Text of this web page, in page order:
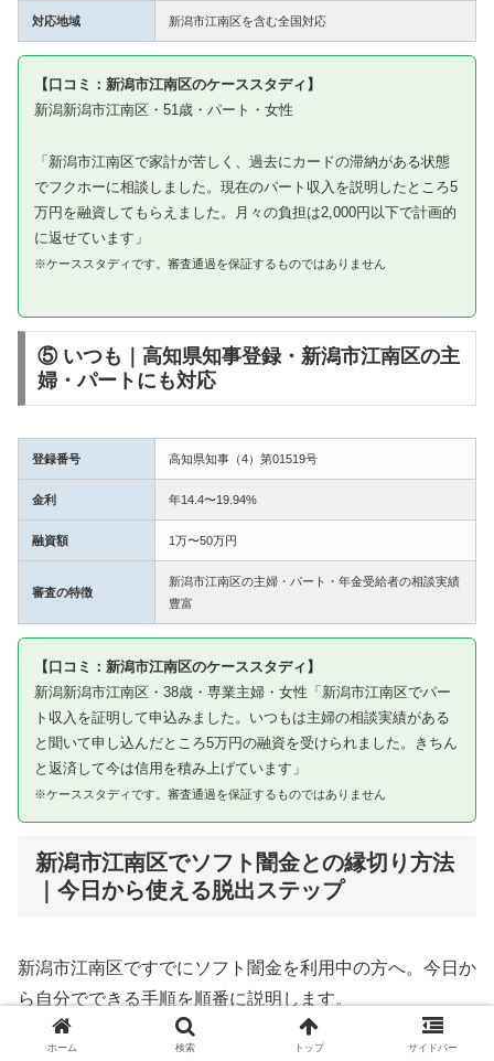
対応地域 新潟市江南区を含む全国対応
【口コミ：新潟市江南区のケーススタディ】
新潟新潟市江南区・51歳・パート・女性
「新潟市江南区で家計が苦しく、過去にカードの滞納がある状態
でフクホーに相談しました。現在のパート収入を説明したところ5
万円を融資してもらえました。月々の負担は2,000円以下で計画的
に返せています」
※ケーススタディです。審査通過を保証するものではありません
⑤ いつも｜高知県知事登録・新潟市江南区の主
婦・パートにも対応
登録番号 高知県知事（4）第01519号
金利 年14.4〜19.94%
融資額 1万〜50万円
審査の特徴
新潟市江南区の主婦・パート・年金受給者の相談実績
豊富
【口コミ：新潟市江南区のケーススタディ】
新潟新潟市江南区・38歳・専業主婦・女性「新潟市江南区でパー
ト収入を証明して申込みました。いつもは主婦の相談実績がある
と聞いて申し込んだところ5万円の融資を受けられました。きちん
と返済して今は信用を積み上げています」
※ケーススタディです。審査通過を保証するものではありません
新潟市江南区でソフト闇金との縁切り方法
｜今日から使える脱出ステップ
新潟市江南区ですでにソフト闇金を利用中の方へ。今日か
ら自分でできる手順を順番に説明します。
ホーム 検索 トップ サイドバー